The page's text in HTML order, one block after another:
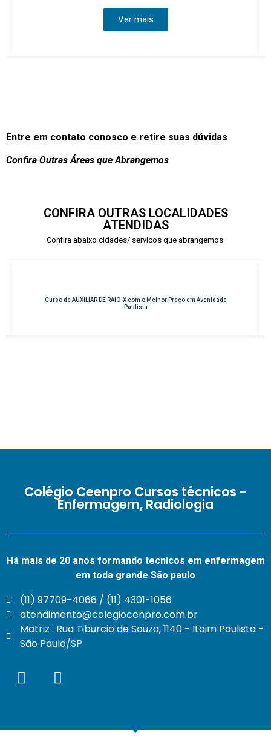
Entre em contato conosco e retire suas dúvidas
Confira Outras Áreas que Abrangemos
CONFIRA OUTRAS LOCALIDADES
ATENDIDAS
Confira abaixo cidades/ serviços que abrangemos
DE RAIO-X com o Melhor Preço em Avenidade
Curso de
Colégio Ceenpro Cursos técnicos -
Enfermagem, Radiologia
Há mais de 20 anos formando tecnicos em enfermagem
em toda grande São paulo
(11) 97709-4066 / (11) 4301-1056
atendimento@colegiocenpro.com.br
Matriz : Rua Tiburcio de Souza, 1140 - Itaim Paulista -
São Paulo/SP